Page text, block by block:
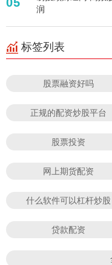
润
标签列表
股票融资好吗
正规的配资炒股平台
股票投资
网上期货配资
什么软件可以杠杆炒股
贷款配资